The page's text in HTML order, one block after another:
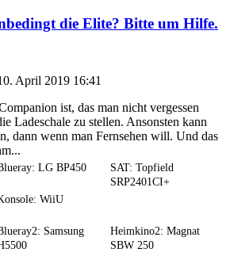
die Elite? Bitte um Hilfe.
April 2019 16:41
ist, das man nicht vergessen
Ladeschale zu stellen. Ansonsten kann
dann wenn man Fernsehen will. Und das
LG BP450
SAT: Topfield
SRP2401CI+
WiiU
Samsung
Heimkino2: Magnat
SBW 250